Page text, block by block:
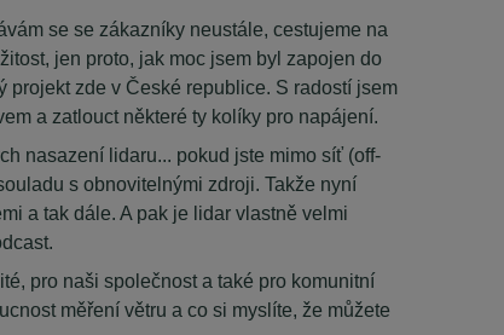
se se zákazníky neustále, cestujeme na
jen proto, jak moc jsem byl zapojen do
projekt zde v České republice. S radostí jsem
a zatlouct některé ty kolíky pro napájení.
nasazení lidaru... pokud jste mimo síť (off-
s obnovitelnými zdroji. Takže nyní
a tak dále. A pak je lidar vlastně velmi
pro naši společnost a také pro komunitní
měření větru a co si myslíte, že můžete